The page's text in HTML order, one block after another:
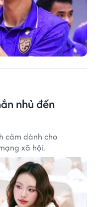
nhủ đến
cảm dành cho
xã hội.